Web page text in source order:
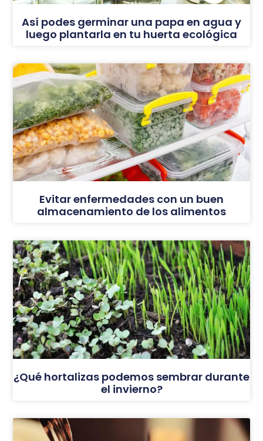
Así podes germinar una papa en agua y
luego plantarla en tu huerta ecológica
Evitar enfermedades con un buen
almacenamiento de los alimentos
¿Qué hortalizas podemos sembrar durante
el invierno?